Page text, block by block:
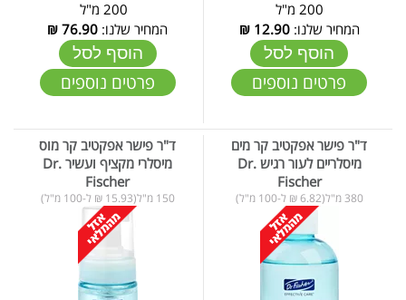
200 מ"ל
המחיר שלנו:12.90
₪
הוסף לסל
פרטים נוספים
המחיר שלנו: 76.90
₪
הוסף לסל
פרטים נוספים
ד"ר פישר אפקטיב קר מים
מיסלריים לעור רגיש Dr.
Fischer
380 מ"ל(6.82 ₪ ל-100 מ"ל)
ד"ר פישר אפקטיב קר מוס
מיסלרי מקציף ועשיר Dr.
Fischer
150 מ"ל(15.93 ₪ ל-100 מ"ל)